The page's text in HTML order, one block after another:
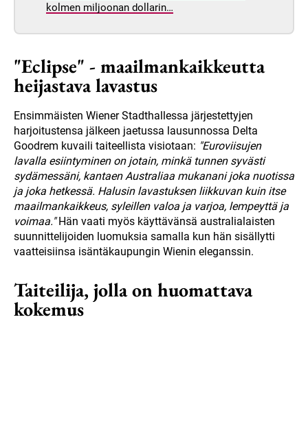
kolmen miljoonan dollarin…
"Eclipse" - maailmankaikkeutta
heijastava lavastus
Ensimmäisten Wiener Stadthallessa järjestettyjen
harjoitustensa jälkeen jaetussa lausunnossa Delta
Goodrem kuvaili taiteellista visiotaan: "Euroviisujen
lavalla esiintyminen on jotain, minkä tunnen syvästi
sydämessäni, kantaen Australiaa mukanani joka nuotissa
ja joka hetkessä. Halusin lavastuksen liikkuvan kuin itse
maailmankaikkeus, syleillen valoa ja varjoa, lempeyttä ja
voimaa."Hän vaati myös käyttävänsä australialaisten
suunnittelijoiden luomuksia samalla kun hän sisällytti
vaatteisiinsa isäntäkaupungin Wienin eleganssin.
Taiteilija, jolla on huomattava
kokemus